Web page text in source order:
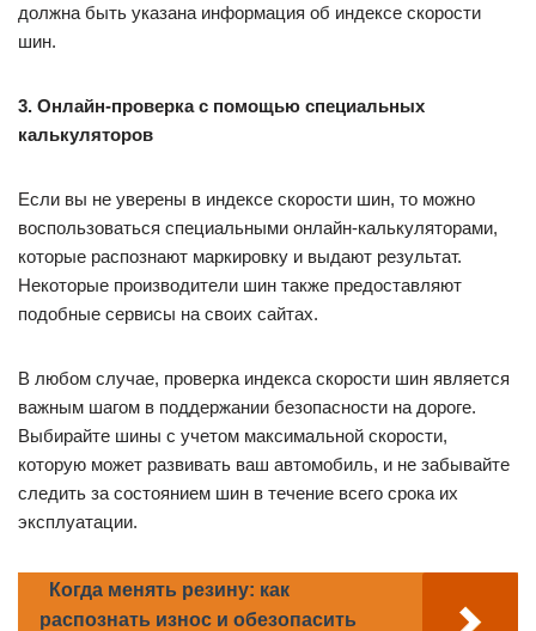
должна быть указана информация об индексе скорости
шин.
3. Онлайн-проверка с помощью специальных
калькуляторов
Если вы не уверены в индексе скорости шин, то можно
воспользоваться специальными онлайн-калькуляторами,
которые распознают маркировку и выдают результат.
Некоторые производители шин также предоставляют
подобные сервисы на своих сайтах.
В любом случае, проверка индекса скорости шин является
важным шагом в поддержании безопасности на дороге.
Выбирайте шины с учетом максимальной скорости,
которую может развивать ваш автомобиль, и не забывайте
следить за состоянием шин в течение всего срока их
эксплуатации.
Когда менять резину: как
распознать износ и обезопасить